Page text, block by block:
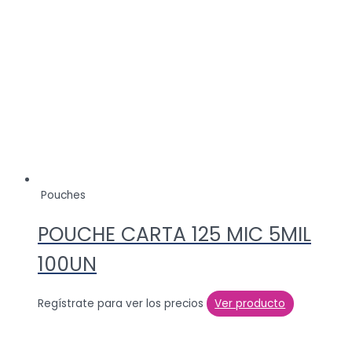
Pouches
POUCHE CARTA 125 MIC 5MIL
100UN
Regístrate para ver los precios Ver producto